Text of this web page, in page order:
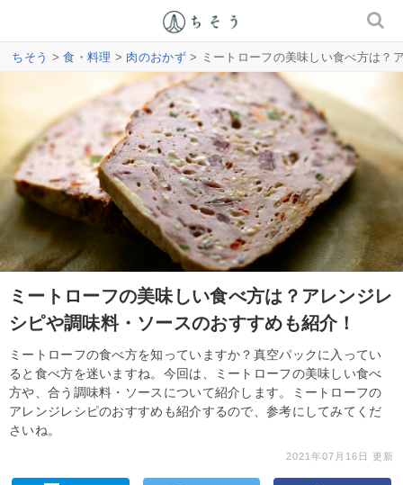
ちそう >食・料理 > 肉のおかず> ミートローフの美味しい食べ方は？
ミートローフの美味しい食べ方は？アレンジレ
シピや調味料・ソースのおすすめも紹介！
ミートローフの食べ方を知っていますか？真空パックに入ってい
ると食べ方を迷いますね。今回は、ミートローフの美味しい食べ
方や、合う調味料・ソースについて紹介します。ミートローフの
アレンジレシピのおすすめも紹介するので、参考にしてみてくだ
さいね。
2021年07月16日 更新